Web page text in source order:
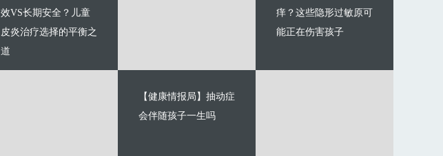
效VS长期安全？儿童
皮炎治疗选择的平衡之
道
痒？这些隐形过敏原可
能正在伤害孩子
【健康情报局】抽动症
会伴随孩子一生吗